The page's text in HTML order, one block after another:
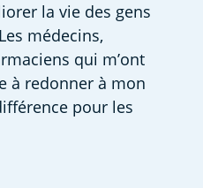
la vie des gens
médecins,
qui m’ont
à redonner à mon
pour les